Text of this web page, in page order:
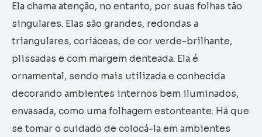
Ela chama atenção, no entanto, por suas folhas tão
singulares. Elas são grandes, redondas a
triangulares, coriáceas, de cor verde-brilhante,
plissadas e com margem denteada. Ela é
ornamental, sendo mais utilizada e conhecida
decorando ambientes internos bem iluminados,
envasada, como uma folhagem estonteante. Há que
se tomar o cuidado de colocá-la em ambientes